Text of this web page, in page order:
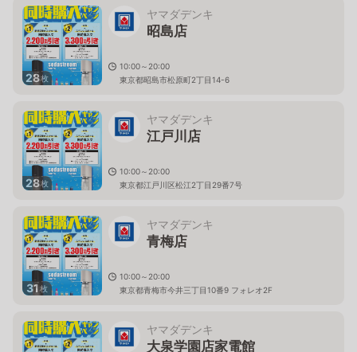
28枚
ヤマダデンキ
昭島店
10:00～20:00
東京都昭島市松原町2丁目14-6
28枚
ヤマダデンキ
江戸川店
10:00～20:00
東京都江戸川区松江2丁目29番7号
31枚
ヤマダデンキ
青梅店
10:00～20:00
東京都青梅市今井三丁目10番9 フォレオ2F
ヤマダデンキ
大泉学園店家電館